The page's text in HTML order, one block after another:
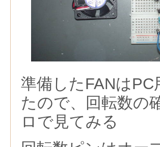
準備したFANは
たので、回転数の
ロで見てみる